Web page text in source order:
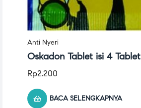
Anti Nyeri
Oskadon Tablet isi 4 Tablet
Rp2.200
BACA SELENGKAPNYA